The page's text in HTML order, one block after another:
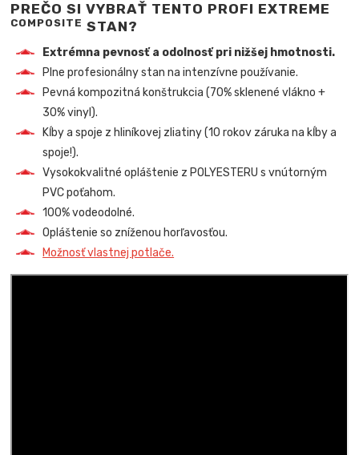
PREČO SI VYBRAŤ TENTO PROFI EXTREME
COMPOSITE STAN?
Extrémna pevnosť a odolnosť pri nižšej hmotnosti.
Plne profesionálny stan na intenzívne používanie.
Pevná kompozitná konštrukcia (70% sklenené vlákno +
30% vinyl).
Kĺby a spoje z hliníkovej zliatiny (10 rokov záruka na kĺby a
spoje!).
Vysokokvalitné opláštenie z POLYESTERU s vnútorným
PVC poťahom.
100% vodeodolné.
Opláštenie so zníženou horľavosťou.
Možnosť vlastnej potlače.